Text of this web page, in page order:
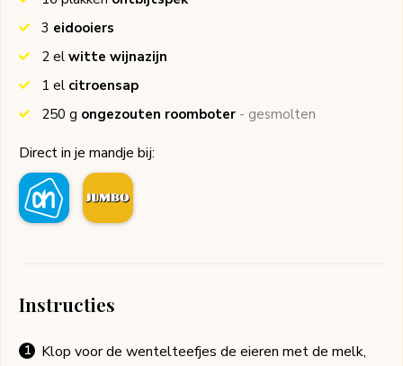
3 eidooiers
2 el witte wijnazijn
1 el citroensap
250 g ongezouten roomboter - gesmolten
Direct in je mandje bij:
Instructies
Klop voor de wentelteefjes de eieren met de melk,